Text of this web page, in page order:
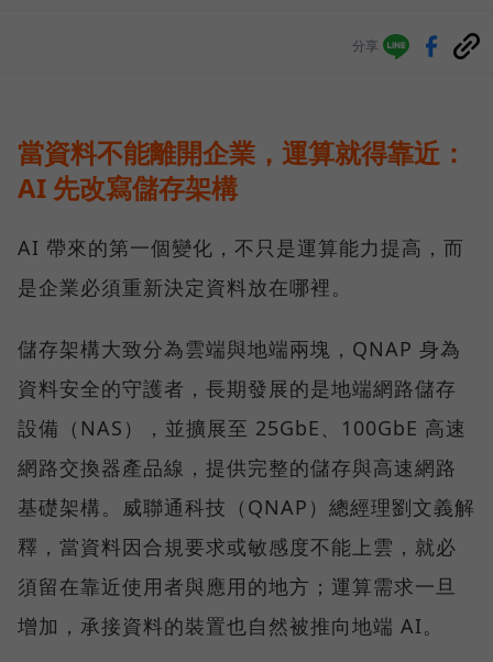
分享
當資料不能離開企業，運算就得靠近：
AI 先改寫儲存架構
AI 帶來的第一個變化，不只是運算能力提高，而
是企業必須重新決定資料放在哪裡。
儲存架構大致分為雲端與地端兩塊，QNAP 身為
資料安全的守護者，長期發展的是地端網路儲存
設備（NAS），並擴展至 25GbE、100GbE 高速
網路交換器產品線，提供完整的儲存與高速網路
基礎架構。威聯通科技（QNAP）總經理劉文義解
釋，當資料因合規要求或敏感度不能上雲，就必
須留在靠近使用者與應用的地方；運算需求一旦
增加，承接資料的裝置也自然被推向地端 AI。